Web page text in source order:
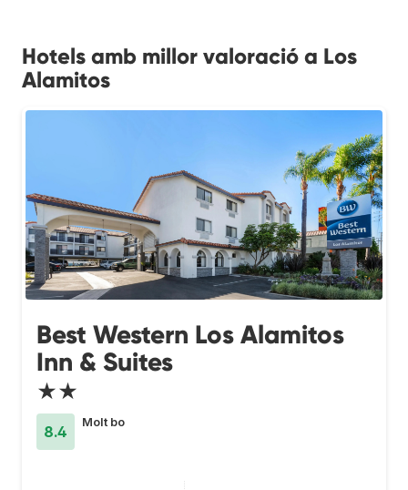
Hotels amb millor valoració a Los
Alamitos
Best Western Los Alamitos
Inn & Suites
★★
8.4
Molt bo